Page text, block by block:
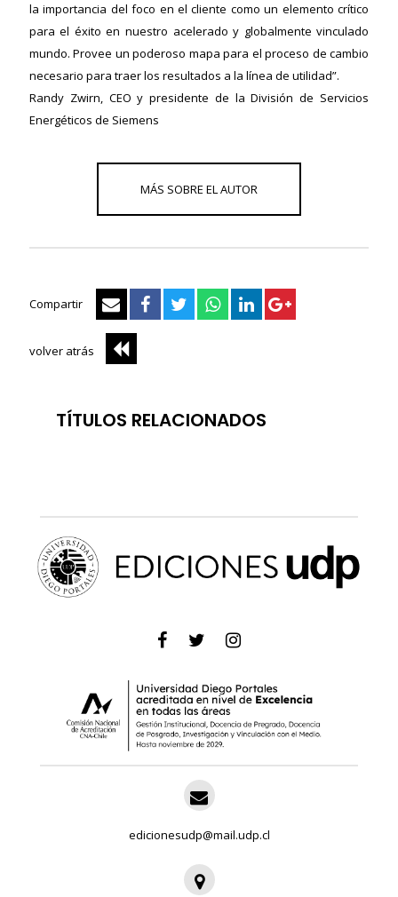
la importancia del foco en el cliente como un elemento crítico
para el éxito en nuestro acelerado y globalmente vinculado
mundo. Provee un poderoso mapa para el proceso de cambio
necesario para traer los resultados a la línea de utilidad”.
Randy Zwirn, CEO y presidente de la División de Servicios
Energéticos de Siemens
Compartir
volver atrás
TÍTULOS RELACIONADOS
edicionesudp@mail.udp.cl